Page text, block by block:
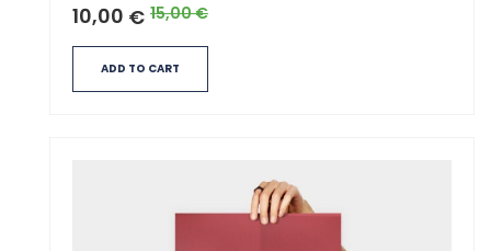
15,00€
10,00 €
ADD TO CART